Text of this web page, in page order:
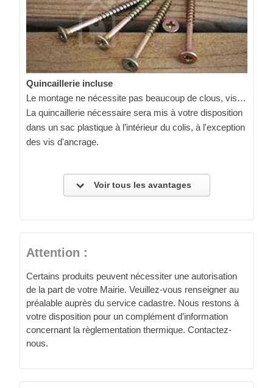
Quincaillerie incluse
Le montage ne nécessite pas beaucoup de clous, vis…
La quincaillerie nécessaire sera mis à votre disposition
dans un sac plastique à l’intérieur du colis, à l'exception
des vis d'ancrage.
Voir tous les avantages
Attention :
Certains produits peuvent nécessiter une autorisation
de la part de votre Mairie. Veuillez-vous renseigner au
préalable auprès du service cadastre. Nous restons à
votre disposition pour un complément d’information
concernant la règlementation thermique. Contactez-
nous.